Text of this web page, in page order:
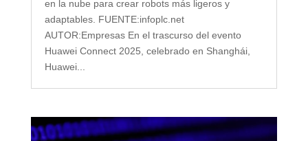
en la nube para crear robots más ligeros y
adaptables. FUENTE:infoplc.net
AUTOR:Empresas En el trascurso del evento
Huawei Connect 2025, celebrado en Shanghái,
Huawei...